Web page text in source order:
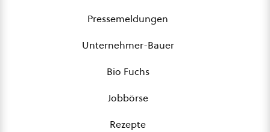
Pressemeldungen
Unternehmer-Bauer
Bio Fuchs
Jobbörse
Rezepte